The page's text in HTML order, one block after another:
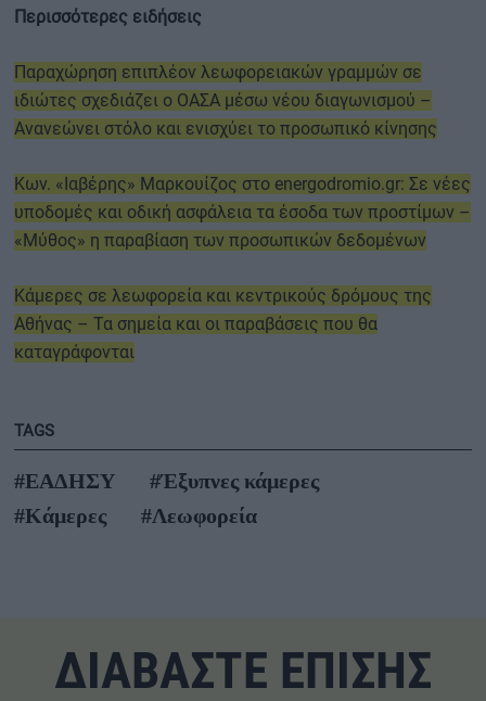
Περισσότερες ειδήσεις
Παραχώρηση επιπλέον λεωφορειακών γραμμών σε
ιδιώτες σχεδιάζει ο ΟΑΣΑ μέσω νέου διαγωνισμού –
Ανανεώνει στόλο και ενισχύει το προσωπικό κίνησης
Κων. «Ιαβέρης» Μαρκουίζος στο energodromio.gr: Σε νέες
υποδομές και οδική ασφάλεια τα έσοδα των προστίμων –
«Μύθος» η παραβίαση των προσωπικών δεδομένων
Κάμερες σε λεωφορεία και κεντρικούς δρόμους της
Αθήνας – Τα σημεία και οι παραβάσεις που θα
καταγράφονται
TAGS
#ΕΑΔΗΣΥ
#Έξυπνες κάμερες
#Κάμερες
#Λεωφορεία
ΔΙΑΒΑΣΤΕ ΕΠΙΣΗΣ